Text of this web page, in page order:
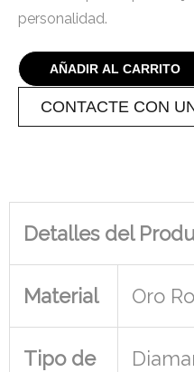
personalidad.
AÑADIR AL CARRITO
CONTACTE CON
Detalles del
Material Oro
Tipo de